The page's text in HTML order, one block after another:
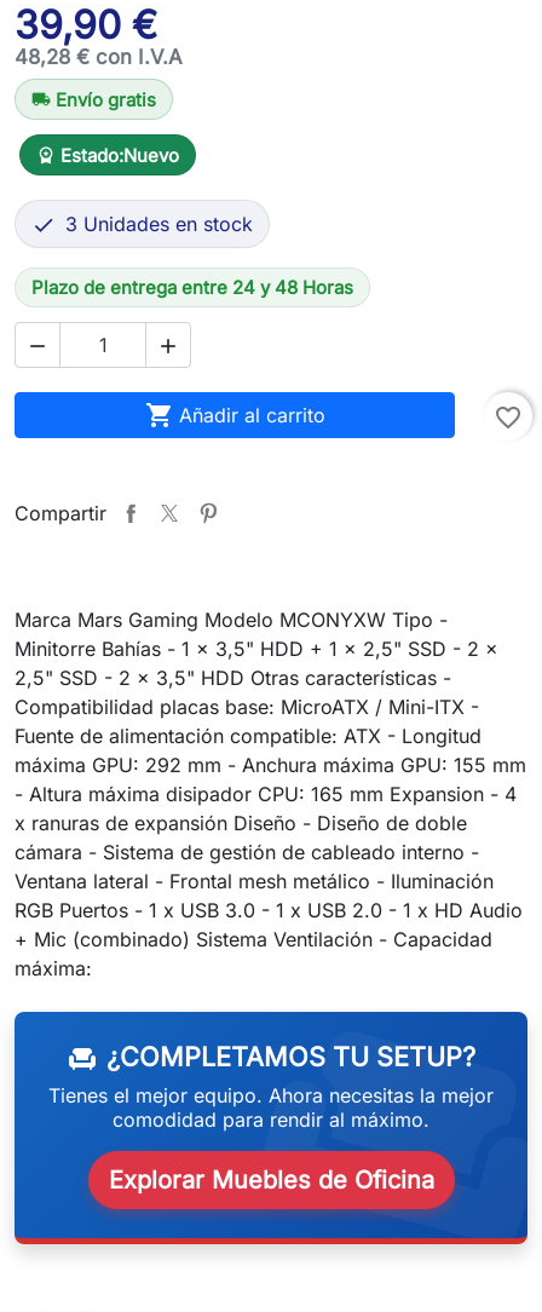
39,90 €
48,28 € con I.V.A
local_shipping Envío gratis
workspace_premium Estado:Nuevo
 3 Unidades en stock
Plazo de entrega entre 24 y 48 Horas
 
 Añadir al carrito favorite_border
Compartir
Marca Mars Gaming Modelo MCONYXW Tipo -
Minitorre Bahías - 1 x 3,5" HDD + 1 x 2,5" SSD - 2 x
2,5" SSD - 2 x 3,5" HDD Otras características -
Compatibilidad placas base: MicroATX / Mini-ITX -
Fuente de alimentación compatible: ATX - Longitud
máxima GPU: 292 mm - Anchura máxima GPU: 155 mm
- Altura máxima disipador CPU: 165 mm Expansion - 4
x ranuras de expansión Diseño - Diseño de doble
cámara - Sistema de gestión de cableado interno -
Ventana lateral - Frontal mesh metálico - Iluminación
RGB Puertos - 1 x USB 3.0 - 1 x USB 2.0 - 1 x HD Audio
+ Mic (combinado) Sistema Ventilación - Capacidad
máxima:
chair ¿COMPLETAMOS TU SETUP?
Tienes el mejor equipo. Ahora necesitas la mejor
comodidad para rendir al máximo.
Explorar Muebles de Oficina